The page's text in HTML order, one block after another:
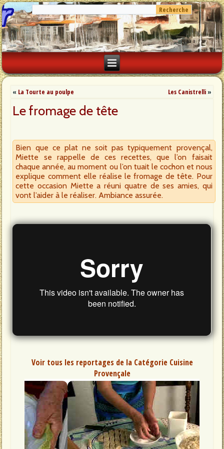
« La Tourte au poulpe Les Canistrelli»
Le fromage de tête
Bien que ce plat ne soit pas typiquement provençal,
Miette se rappelle de ces recettes, que l’on faisait
chaque année, au moment ou l’on tuait le cochon et nous
explique comment elle réalise le fromage de tête. Pour
cette occasion Miette a réuni quatre de ses amies, qui
vont l’aider à le réaliser. Ambiance assurée.
Voir tous les reportages de la Catégorie Cuisine
Provençale